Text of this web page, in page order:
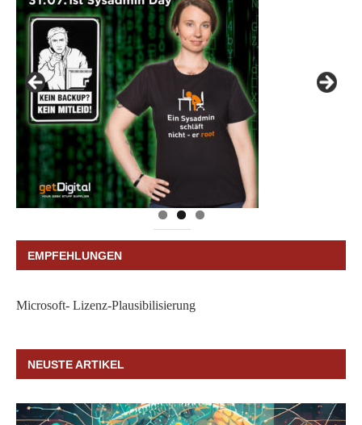
EMPFEHLUNGEN
Microsoft- Lizenz-Plausibilisierung
NEUSTE ARTIKEL